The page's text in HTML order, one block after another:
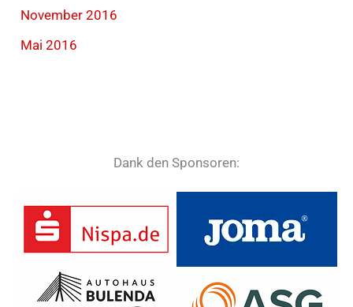
November 2016
Mai 2016
Dank den Sponsoren: